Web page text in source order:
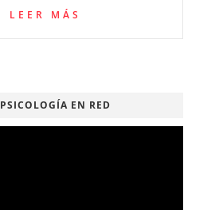
LEER MÁS
PSICOLOGÍA EN RED